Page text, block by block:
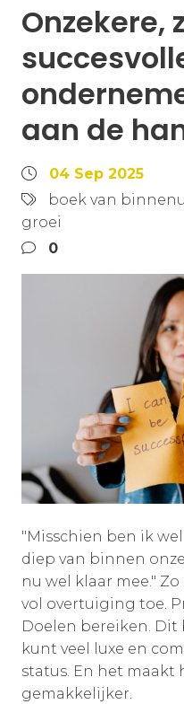
Onzekere,
aan de
04 Sep 2025
boek van
groei
0
"Misschien ben ik
diep van binnen
nu wel klaar mee."
vol overtuiging toe.
Doelen bereiken. Dit
kunt veel luxe en
status. En het maakt
gemakkelijker.